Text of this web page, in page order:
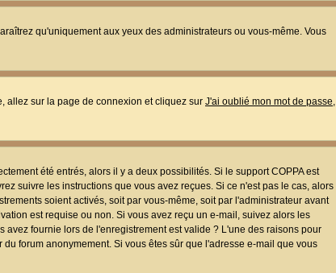
qu'uniquement aux yeux des administrateurs ou vous-même. Vous
allez sur la page de connexion et cliquez sur J'ai oublié mon mot de passe,
été entrés, alors il y a deux possibilités. Si le support COPPA est
suivre les instructions que vous avez reçues. Si ce n'est pas le cas, alors
soient activés, soit par vous-même, soit par l'administrateur avant
est requise ou non. Si vous avez reçu un e-mail, suivez alors les
fournie lors de l'enregistrement est valide ? L'une des raisons pour
forum anonymement. Si vous êtes sûr que l'adresse e-mail que vous